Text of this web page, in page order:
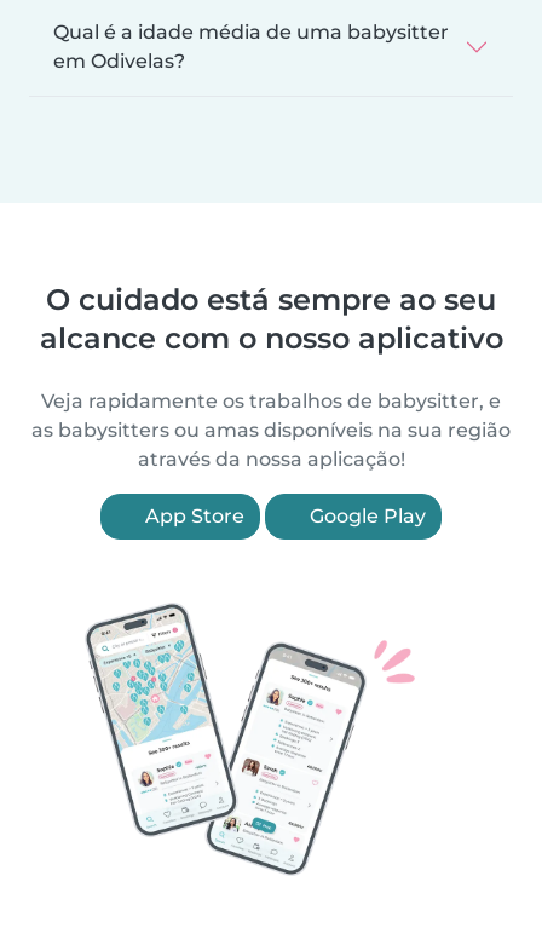
Qual é a idade média de uma babysitter
em Odivelas?
O cuidado está sempre ao seu
alcance com o nosso aplicativo
Veja rapidamente os trabalhos de babysitter, e
as babysitters ou amas disponíveis na sua região
através da nossa aplicação!
App Store Google Play